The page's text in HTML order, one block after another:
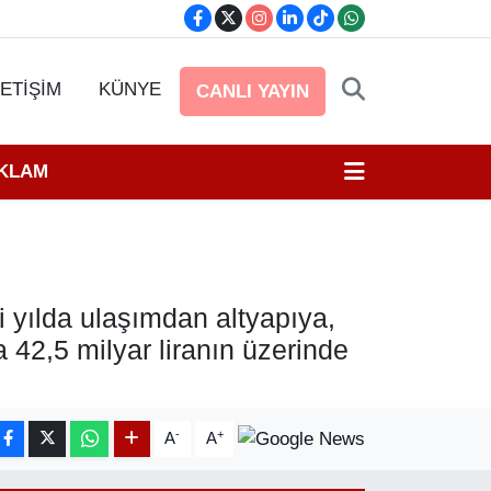
KÜNYE CANLI YAYIN
ulaşımdan altyapıya,
42,5 milyar liranın üzerinde
A- A+